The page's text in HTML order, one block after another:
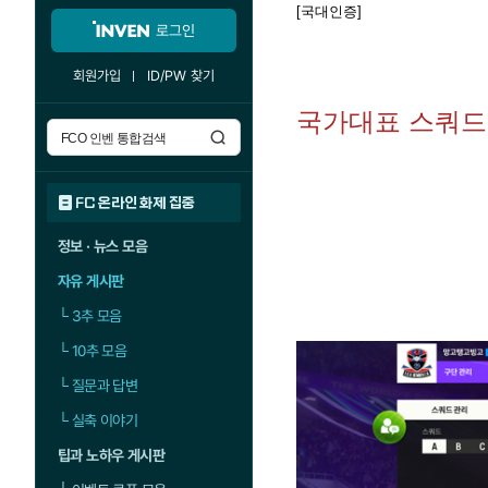
로그인
회원가입 ID/PW 찾기
FC 온라인 화제 집중
정보 · 뉴스 모음
자유 게시판
└3추 모음
└10추 모음
└질문과 답변
└실축 이야기
팁과 노하우 게시판
[국대인증]
국가대표 스쿼